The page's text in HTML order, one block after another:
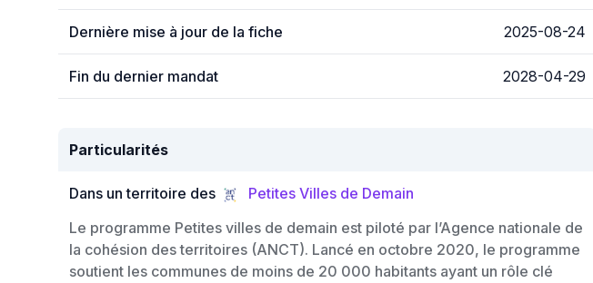
Dernière mise à jour de la fiche 2025-08-24
Fin du dernier mandat 2028-04-29
Particularités
Dans un territoire des
Petites Villes de Demain
Le programme Petites villes de demain est piloté par l’Agence nationale de
la cohésion des territoires (ANCT). Lancé en octobre 2020, le programme
soutient les communes de moins de 20 000 habitants ayant un rôle clé